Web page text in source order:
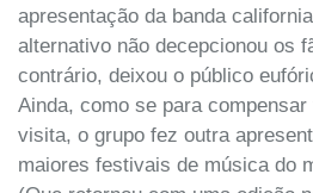
apresentação da banda
alternativo não decepcionou os
contrário, deixou o público
Ainda, como se para
visita, o grupo fez outra
maiores festivais de música do